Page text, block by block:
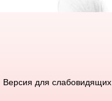
Версия для слабовидящих